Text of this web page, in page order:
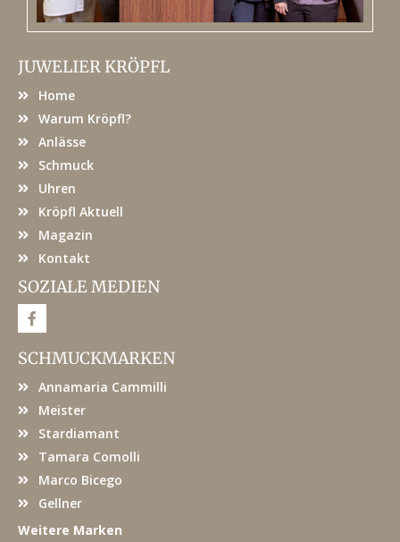
JUWELIER KRÖPFL
Home
Warum Kröpfl?
Anlässe
Schmuck
Uhren
Kröpfl Aktuell
Magazin
Kontakt
SOZIALE MEDIEN
F
a
e
b
o
SCHMUCKMARKEN
Annamaria Cammilli
Meister
Stardiamant
Tamara Comolli
Marco Bicego
Gellner
Weitere Marken